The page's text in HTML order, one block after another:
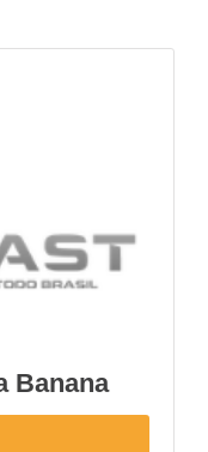
Banana